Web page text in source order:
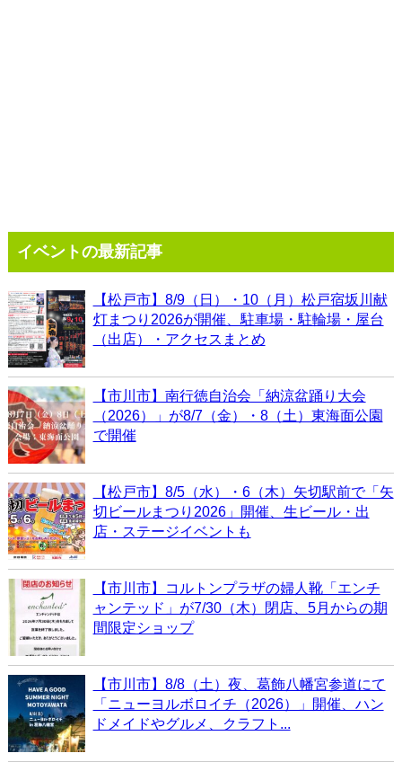
イベントの最新記事
【松戸市】8/9（日）・10（月）松戸宿坂川献
灯まつり2026が開催、駐車場・駐輪場・屋台
（出店）・アクセスまとめ
【市川市】南行徳自治会「納涼盆踊り大会
（2026）」が8/7（金）・8（土）東海面公園
で開催
【松戸市】8/5（水）・6（木）矢切駅前で「矢
切ビールまつり2026」開催、生ビール・出
店・ステージイベントも
【市川市】コルトンプラザの婦人靴「エンチ
ャンテッド」が7/30（木）閉店、5月からの期
間限定ショップ
【市川市】8/8（土）夜、葛飾八幡宮参道にて
「ニューヨルボロイチ（2026）」開催、ハン
ドメイドやグルメ、クラフト...